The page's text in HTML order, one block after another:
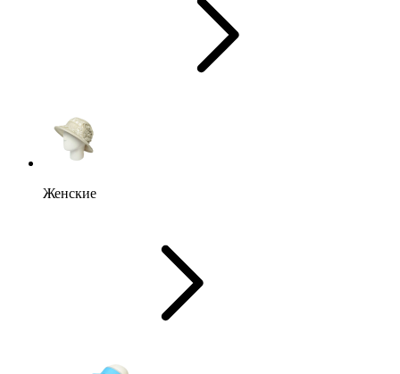
Женские